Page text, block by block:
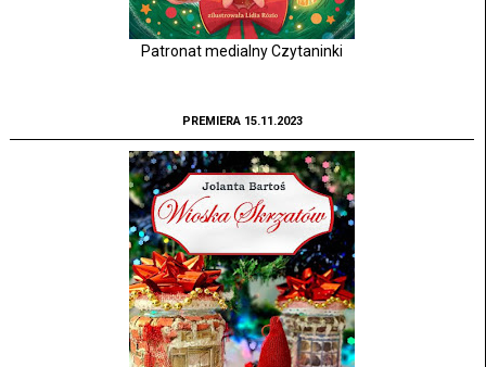
Patronat medialny Czytaninki
PREMIERA 15.11.2023